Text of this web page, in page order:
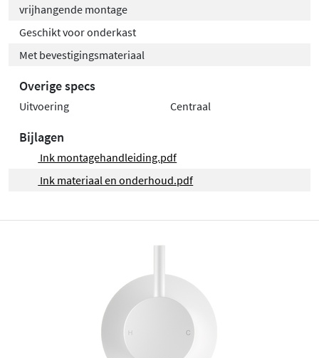
vrijhangende montage
Geschikt voor onderkast
Met bevestigingsmateriaal
Overige specs
Uitvoering Centraal
Bijlagen
Ink montagehandleiding.pdf
Ink materiaal en onderhoud.pdf